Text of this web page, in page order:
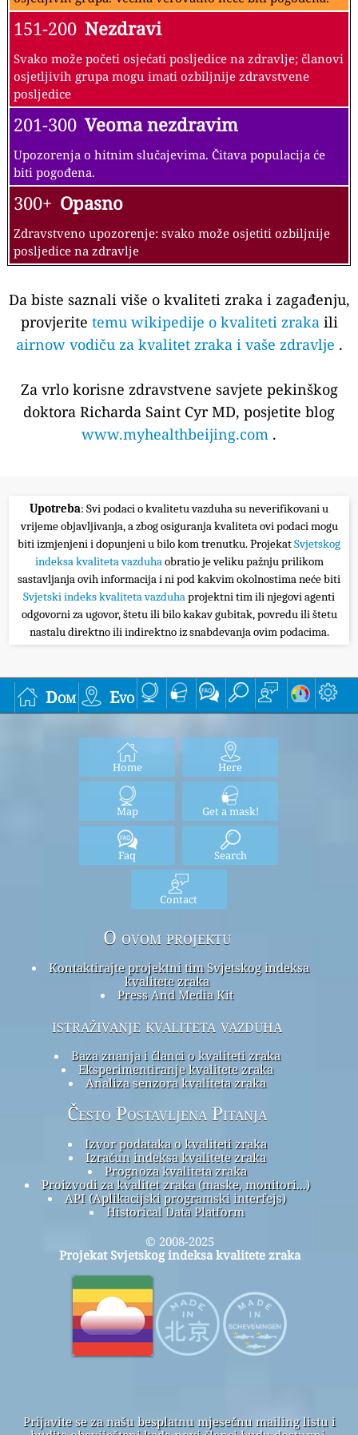
151-200 Nezdravi
Svako može početi osjećati posljedice na zdravlje; članovi
osjetljivih grupa mogu imati ozbiljnije zdravstvene
posljedice
201-300 Veoma nezdravim
Upozorenja o hitnim slučajevima. Čitava populacija će
biti pogođena.
300+ Opasno
Zdravstveno upozorenje: svako može osjetiti ozbiljnije
posljedice na zdravlje
Da biste saznali više o kvaliteti zraka i zagađenju,
provjerite temu wikipedije o kvaliteti zrakaili
airnow vodiču za kvalitet zraka i vaše zdravlje .
Za vrlo korisne zdravstvene savjete pekinškog
doktora Richarda Saint Cyr MD, posjetite blog
www.myhealthbeijing.com .
Upotreba: Svi podaci o kvalitetu vazduha su neverifikovani u
vrijeme objavljivanja, a zbog osiguranja kvaliteta ovi podaci mogu
biti izmjenjeni i dopunjeni u bilo kom trenutku. ProjekatSvjetskog
indeksa kvaliteta vazduhaobratio je veliku pažnju prilikom
sastavljanja ovih informacija i ni pod kakvim okolnostima neće biti
Svjetski indeks kvaliteta vazduhaprojektni tim ili njegovi agenti
odgovorni za ugovor, štetu ili bilo kakav gubitak, povredu ili štetu
nastalu direktno ili indirektno iz snabdevanja ovim podacima.
Dom Evo
Home Here
Map Get a mask!
Faq Search
Contact
O ovom projektu
Kontaktirajte projektni tim Svjetskog indeksa
kvalitete zraka
Press And Media Kit
istraživanje kvaliteta vazduha
Baza znanja i članci o kvaliteti zraka
Eksperimentiranje kvalitete zraka
Analiza senzora kvaliteta zraka
Često Postavljena Pitanja
Izvor podataka o kvaliteti zraka
Izračun indeksa kvalitete zraka
Prognoza kvaliteta zraka
Proizvodi za kvalitet zraka (maske, monitori...)
API (Aplikacijski programski interfejs)
Historical Data Platform
© 2008-2025
Projekat Svjetskog indeksa kvalitete zraka
Prijavite se za našu besplatnu mjesečnu mailing listu i